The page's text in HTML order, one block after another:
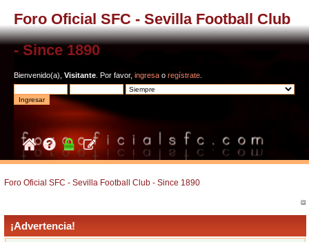
Foro Oficial SFC - Sevilla Football Club
- Since 1890
Bienvenido(a), Visitante . Por favor, ingresa o regístrate
Foro Oficial SFC - Sevilla Football Club - Since 1890
¡Advertencia!